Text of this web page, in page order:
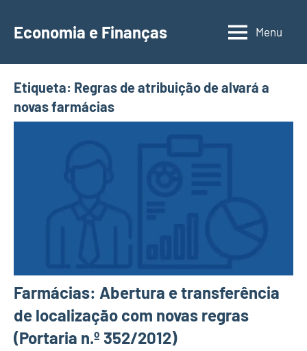
para
conteúdo
Economia e Finanças
Depósitos
IRS,
Finanças
Pessoais,
Menu
Etiqueta: Regras de atribuição de alvará a
novas farmácias
Farmácias: Abertura e transferência
de localização com novas regras
(Portaria n.º 352/2012)